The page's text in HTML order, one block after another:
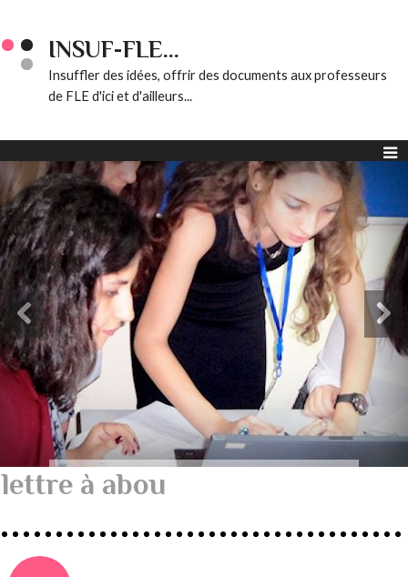
INSUF-FLE...
Insuffler des idées, offrir des documents aux professeurs
de FLE d'ici et d'ailleurs...
lettre à abou